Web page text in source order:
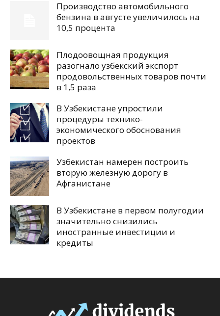
Производство автомобильного
бензина в августе увеличилось на
10,5 процента
Плодоовощная продукция
разогнало узбекский экспорт
продовольственных товаров почти
в 1,5 раза
В Узбекистане упростили
процедуры технико-
экономического обоснования
проектов
Узбекистан намерен построить
вторую железную дорогу в
Афганистане
В Узбекистане в первом полугодии
значительно снизились
иностранные инвестиции и
кредиты